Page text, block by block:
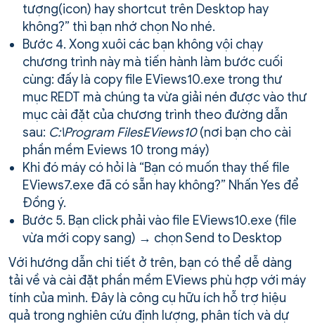
tượng(icon) hay shortcut trên Desktop hay
không?” thì bạn nhớ chọn No nhé.
Bước 4. Xong xuôi các bạn không vội chạy
chương trình này mà tiến hành làm bước cuối
cùng: đấy là copy file EViews10.exe trong thư
mục REDT mà chúng ta vừa giải nén được vào thư
mục cài đặt của chương trình theo đường dẫn
sau: C:\Program FilesEViews10(nơi bạn cho cài
phần mềm Eviews 10 trong máy)
Khi đó máy có hỏi là “Bạn có muốn thay thế file
EViews7.exe đã có sẵn hay không?” Nhấn Yes để
Đồng ý.
Bước 5. Bạn click phải vào file EViews10.exe (file
vừa mới copy sang) → chọn Send to Desktop
Với hướng dẫn chi tiết ở trên, bạn có thể dễ dàng
tải về và cài đặt phần mềm EViews phù hợp với máy
tính của mình. Đây là công cụ hữu ích hỗ trợ hiệu
quả trong nghiên cứu định lượng, phân tích và dự